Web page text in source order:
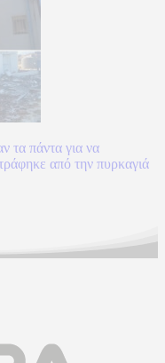
τα πάντα για να
από την πυρκαγιά